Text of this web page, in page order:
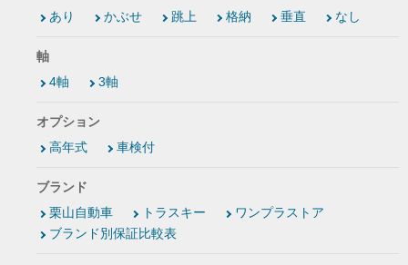
あり
かぶせ 跳上 格納 垂直 なし
軸
4軸
3軸
オプション
高年式
車検付
ブランド
栗山自動車
トラスキー
ワンプラストア
ブランド別保証比較表